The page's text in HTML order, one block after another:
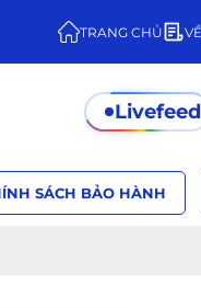
TRANG CHỦ
Livefeed
SÁCH BẢO HÀNH